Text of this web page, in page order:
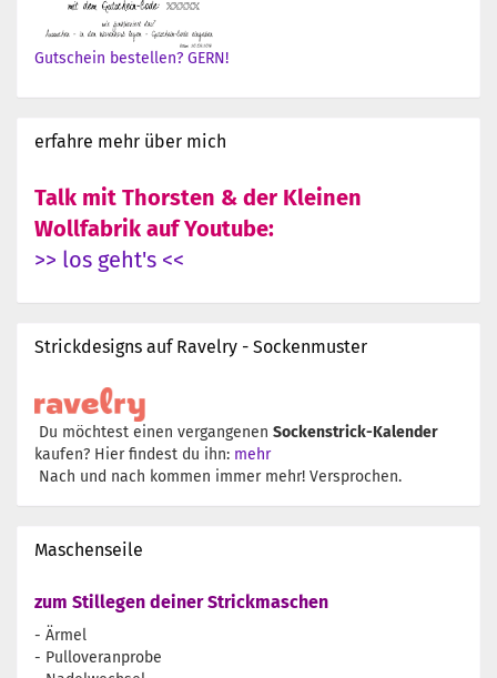
Gutschein bestellen? GERN!
erfahre mehr über mich
Talk mit Thorsten & der Kleinen
Wollfabrik auf Youtube:
>> los geht's <<
Strickdesigns auf Ravelry - Sockenmuster
Du möchtest einen vergangenen Sockenstrick-Kalender
kaufen? Hier findest du ihn: mehr
Nach und nach kommen immer mehr! Versprochen.
Maschenseile
zum Stillegen deiner Strickmaschen
- Ärmel
- Pulloveranprobe